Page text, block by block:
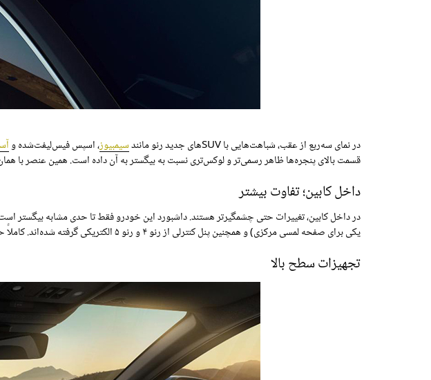
در نمای سه‌ربع از عقب، شباهت‌هایی با SUVهای جدید رنو مانند سیمبیوز، اسپس فیس‌لیفت‌شده و
قسمت بالای پنجره‌ها ظاهر رسمی‌تر و لوکس‌تری نسبت به بیگستر به آن داده است. همین عنصر با
داخل کابین؛ تفاوت‌ بیشتر
یکی برای صفحه لمسی مرکزی) و همچنین پنل کنترلی از رنو ۴ و رنو ۵ الکتریکی گرفته شده‌اند. کاملاً حس می‌شود که در یک رنو نشسته‌اید.
تجهیزات سطح بالا